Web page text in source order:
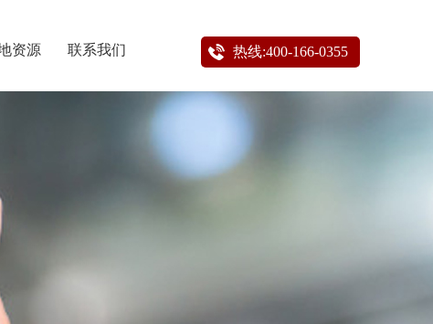
资源 联系我们 热线:400-166-0355